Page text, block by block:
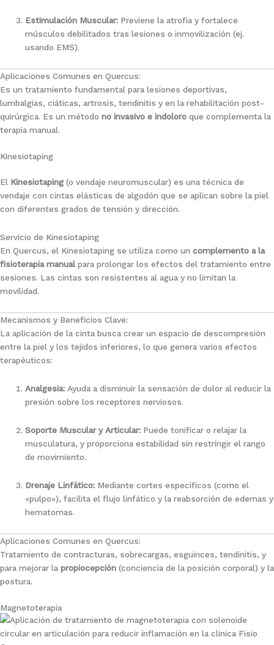
Estimulación Muscular: Previene la atrofia y fortalece
músculos debilitados tras lesiones o inmovilización (ej.
usando EMS).
Aplicaciones Comunes en Quercus:
Es un tratamiento fundamental para lesiones deportivas,
lumbalgias, ciáticas, artrosis, tendinitis y en la rehabilitación post-
quirúrgica. Es un método no invasivo e indoloro que complementa la
terapia manual.
Kinesiotaping
El Kinesiotaping (o vendaje neuromuscular) es una técnica de
vendaje con cintas elásticas de algodón que se aplican sobre la piel
con diferentes grados de tensión y dirección.
Servicio de Kinesiotaping
En Quercus, el Kinesiotaping se utiliza como un complemento a la
fisioterapia manualpara prolongar los efectos del tratamiento entre
sesiones. Las cintas son resistentes al agua y no limitan la
movilidad.
Mecanismos y Beneficios Clave:
La aplicación de la cinta busca crear un espacio de descompresión
entre la piel y los tejidos inferiores, lo que genera varios efectos
terapéuticos:
Analgesia: Ayuda a disminuir la sensación de dolor al reducir la
presión sobre los receptores nerviosos.
Soporte Muscular y Articular: Puede tonificar o relajar la
musculatura, y proporciona estabilidad sin restringir el rango
de movimiento.
Drenaje Linfático: Mediante cortes específicos (como el
«pulpo»), facilita el flujo linfático y la reabsorción de edemas y
hematomas.
Aplicaciones Comunes en Quercus:
Tratamiento de contracturas, sobrecargas, esguinces, tendinitis, y
para mejorar la propiocepción (conciencia de la posición corporal) y la
postura.
Magnetoterapia